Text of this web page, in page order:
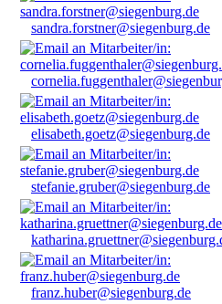
sandra.forstner@siegenburg.de
elisabeth.goetz@siegenburg.de
stefanie.gruber@siegenburg.de
franz.huber@siegenburg.de